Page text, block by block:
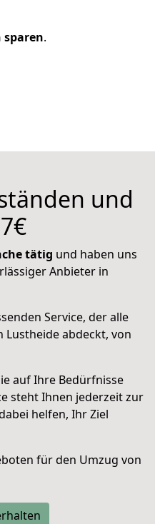
sparen.
und
tätig und haben uns
Anbieter in
Service, der alle
Lustheide abdeckt, von
auf Ihre Bedürfnisse
steht Ihnen jederzeit zur
helfen, Ihr Ziel
für den Umzug von